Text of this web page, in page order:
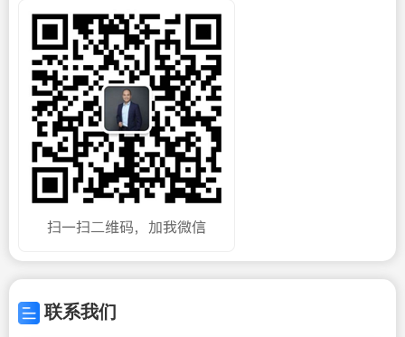
联系我们